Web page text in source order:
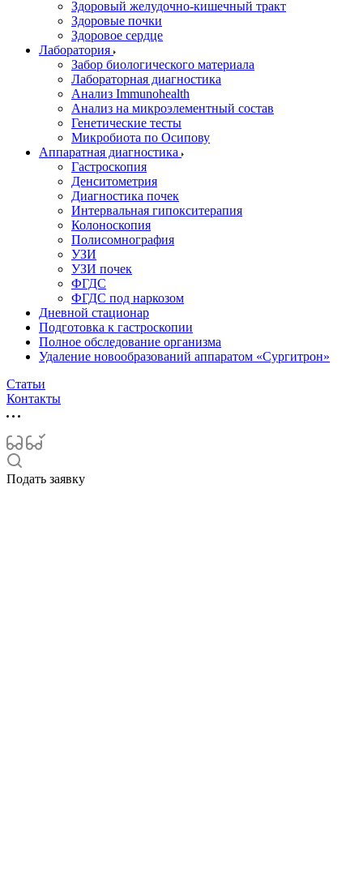
Здоровый желудочно-кишечный тракт
Здоровые почки
Здоровое сердце
Лаборатория
Забор биологического материала
Лабораторная диагностика
Анализ Immunohealth
Анализ на микроэлементный состав
Генетические тесты
Микробиота по Осипову
Аппаратная диагностика
Гастроскопия
Денситометрия
Диагностика почек
Интервальная гипокситерапия
Колоноскопия
Полисомнография
УЗИ
УЗИ почек
ФГДС
ФГДС под наркозом
Дневной стационар
Подготовка к гастроскопии
Полное обследование организма
Удаление новообразований аппаратом «Сургитрон»‎
Статьи
Контакты
Подать заявку